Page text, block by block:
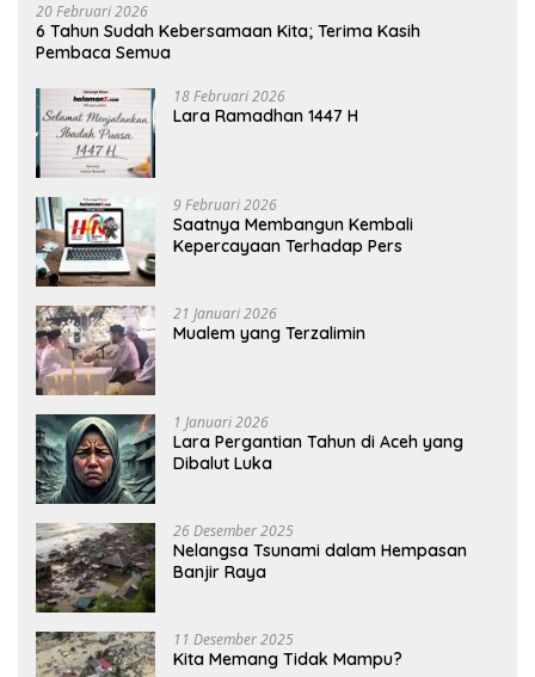
20 Februari 2026
6 Tahun Sudah Kebersamaan Kita; Terima Kasih
Pembaca Semua
18 Februari 2026
Lara Ramadhan 1447 H
9 Februari 2026
Saatnya Membangun Kembali
Kepercayaan Terhadap Pers
21 Januari 2026
Mualem yang Terzalimin
1 Januari 2026
Lara Pergantian Tahun di Aceh yang
Dibalut Luka
26 Desember 2025
Nelangsa Tsunami dalam Hempasan
Banjir Raya
11 Desember 2025
Kita Memang Tidak Mampu?